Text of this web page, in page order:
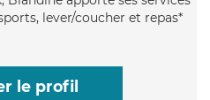
lever/coucher et repas*
le profil